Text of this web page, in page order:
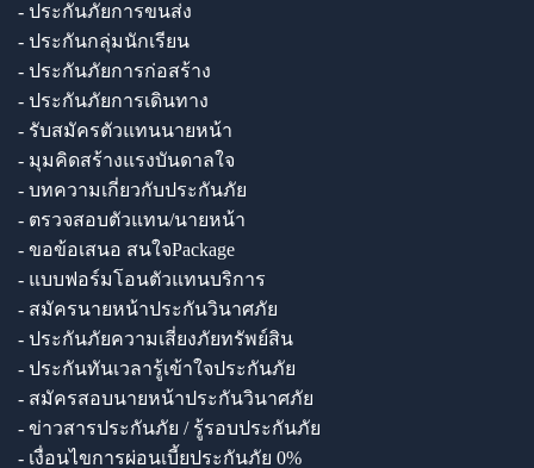
- ประกันภัยการขนส่ง
- ประกันกลุ่มนักเรียน
- ประกันภัยการก่อสร้าง
- ประกันภัยการเดินทาง
- รับสมัครตัวแทนนายหน้า
- มุมคิดสร้างแรงบันดาลใจ
- บทความเกี่ยวกับประกันภัย
- ตรวจสอบตัวแทน/นายหน้า
- ขอข้อเสนอ สนใจPackage
- แบบฟอร์มโอนตัวแทนบริการ
- สมัครนายหน้าประกันวินาศภัย
- ประกันภัยความเสี่ยงภัยทรัพย์สิน
- ประกันทันเวลารู้เข้าใจประกันภัย
- สมัครสอบนายหน้าประกันวินาศภัย
- ข่าวสารประกันภัย / รู้รอบประกันภัย
- เงื่อนไขการผ่อนเบี้ยประกันภัย 0%